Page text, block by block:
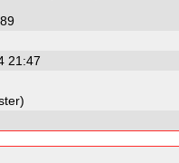
21:47